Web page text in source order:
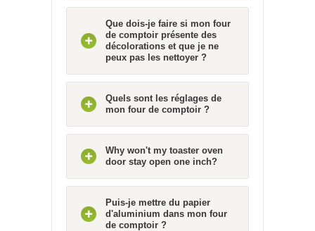
Que dois-je faire si mon four
de comptoir présente des
décolorations et que je ne
peux pas les nettoyer ?
Quels sont les réglages de
mon four de comptoir ?
Why won't my toaster oven
door stay open one inch?
Puis-je mettre du papier
d'aluminium dans mon four
de comptoir ?